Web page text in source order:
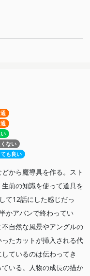
くない
ても良い
から魔導具を作る。スト
前の知識を使って道具を
て12話にした感じだっ
かアバンで終わってい
自然な風景やアングルの
たカットが挿入される代
ているのは伝わってき
いる。人物の成長の描か